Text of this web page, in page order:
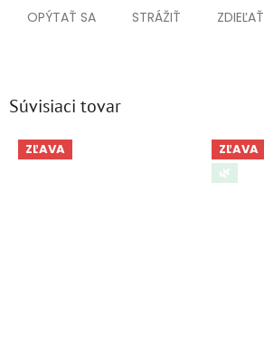
OPÝTAŤ SA STRÁŽIŤ ZDIEĽAŤ
Súvisiaci tovar
ZĽAVA
ZĽAVA
🌿